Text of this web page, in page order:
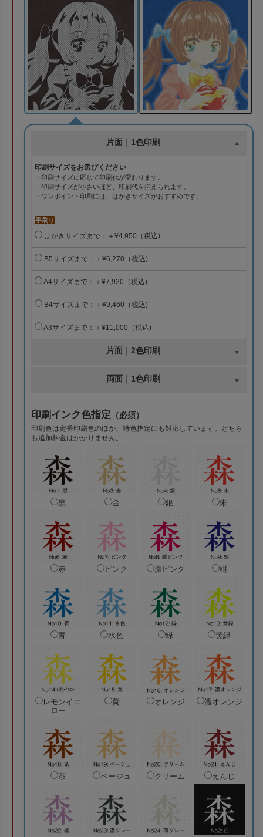
片面｜1色印刷
印刷サイズをお選びください
・印刷サイズに応じて印刷代が変わります。
・印刷サイズが小さいほど、印刷代を抑えられます。
・ワンポイント印刷には、はがきサイズがおすすめです。
手刷り
はがきサイズまで：＋¥4,950（税込)
B5サイズまで：＋¥6,270（税込)
A4サイズまで：＋¥7,920（税込)
B4サイズまで：＋¥9,460（税込)
A3サイズまで：＋¥11,000（税込)
片面｜2色印刷
両面｜1色印刷
印刷インク色指定 （必須）
印刷色は定番印刷色のほか、特色指定にも対応しています。どちら
も追加料金はかかりません。
黒 金 銀 朱
赤 ピンク 濃ピンク 紺
青 水色 緑 黄緑
レモンイエ
ロー
黄 オレンジ 濃オレンジ
茶 ベージュ クリーム えんじ